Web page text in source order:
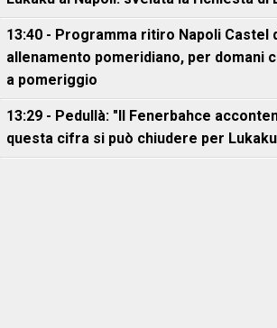
13:40 - Programma ritiro Napoli Castel
allenamento pomeridiano, per domani
a pomeriggio
13:29 - Pedullà: "Il Fenerbahce
questa cifra si può chiudere per